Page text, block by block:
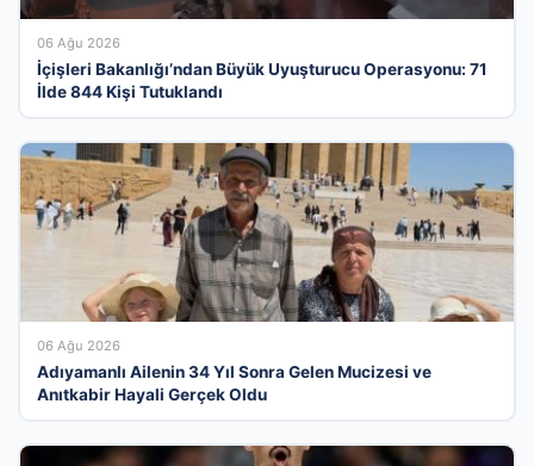
06 Ağu 2026
İçişleri Bakanlığı’ndan Büyük Uyuşturucu Operasyonu: 71
İlde 844 Kişi Tutuklandı
06 Ağu 2026
Adıyamanlı Ailenin 34 Yıl Sonra Gelen Mucizesi ve
Anıtkabir Hayali Gerçek Oldu